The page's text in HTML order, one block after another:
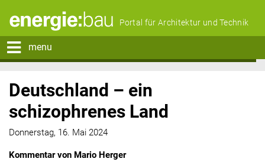
Portal für Architektur und Technik
menu
Deutschland – ein
schizophrenes Land
Donnerstag, 16. Mai 2024
Kommentar von Mario Herger